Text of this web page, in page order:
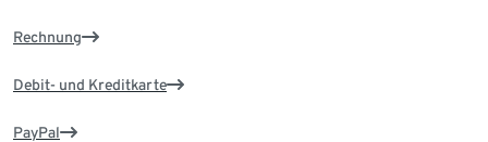
Rechnung
Debit- und Kreditkarte
PayPal